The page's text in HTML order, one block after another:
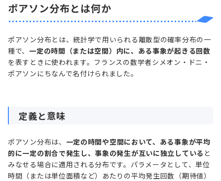
ポアソン分布とは何か
ポアソン分布とは、統計学で用いられる離散型の確率分布の一
種で、 一定の時間（または空間）内に、ある事象が起きる回数
を表すときに使われます。フランスの数学者シメオン・ドニ・
ポアソンにちなんで名付けられました。
定義と意味
ポアソン分布は、 一定の時間や空間において、ある事象が平均
的に一定の割合で発生し、事象の発生が互いに独立している と
みなせる場合に適用される分布です。パラメータとして、単位
時間（または単位面積など）あたりの平均発生回数（期待値）